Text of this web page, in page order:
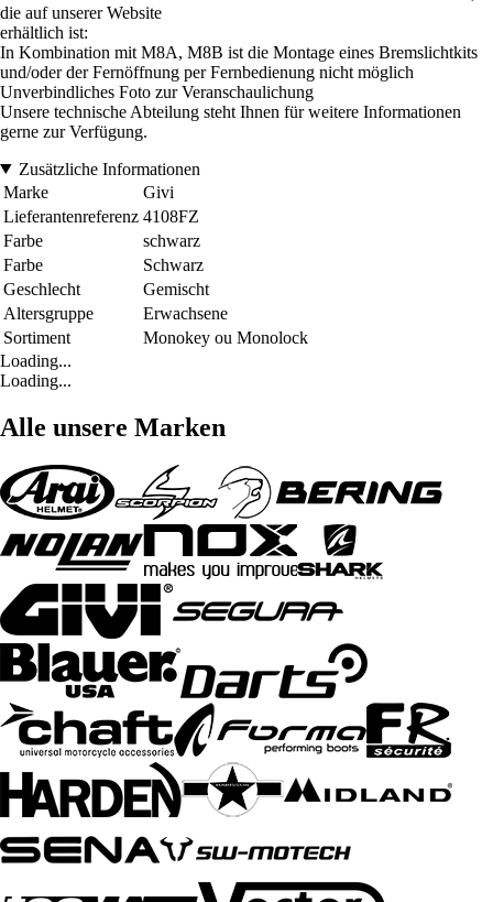
die auf unserer Website
erhältlich ist:
In Kombination mit M8A, M8B ist die Montage eines Bremslichtkits
und/oder der Fernöffnung per Fernbedienung nicht möglich
Unverbindliches Foto zur Veranschaulichung
Unsere technische Abteilung steht Ihnen für weitere Informationen
gerne zur Verfügung.
Zusätzliche Informationen
Marke
Givi
Lieferantenreferenz 4108FZ
Farbe
schwarz
Farbe
Schwarz
Geschlecht
Gemischt
Altersgruppe
Erwachsene
Sortiment
Monokey ou Monolock
Loading...
Loading...
Alle unsere Marken